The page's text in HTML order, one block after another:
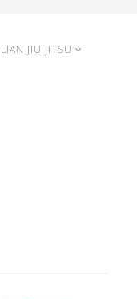
JIU JITSU